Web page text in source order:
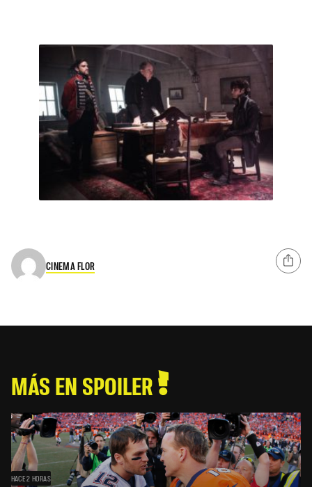
CINEMA FLOR
MÁS EN SPOILER
HACE 2 HORAS